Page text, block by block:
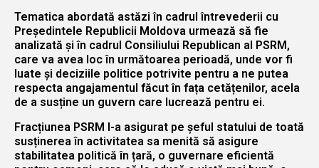
Tematica abordată astăzi în cadrul întrevederii cu
Președintele Republicii Moldova urmează să fie
analizată și în cadrul Consiliului Republican al PSRM,
care va avea loc în următoarea perioadă, unde vor fi
luate și deciziile politice potrivite pentru a ne putea
respecta angajamentul făcut în fața cetățenilor, acela
de a susține un guvern care lucrează pentru ei.
Fracțiunea PSRM l-a asigurat pe șeful statului de toată
susținerea în activitatea sa menită să asigure
stabilitatea politică în țară, o guvernare eficientă